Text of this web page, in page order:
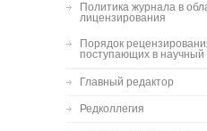
Политика журнала в
лицензирования
Порядок
поступающих в
Главный редактор
Редколлегия